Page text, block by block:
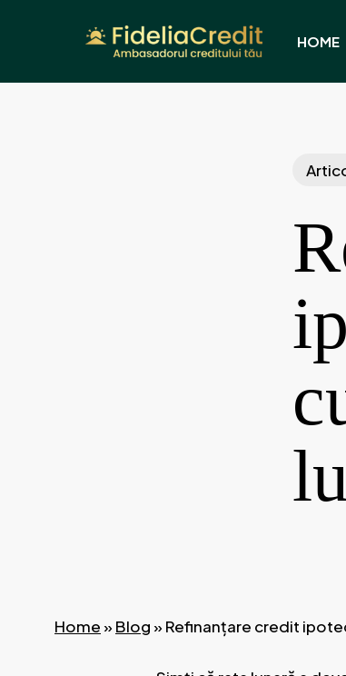
HOME
Home» Blog» Refinanțare credit